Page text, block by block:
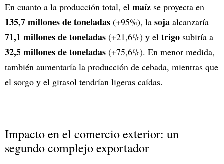
En cuanto a la producción total, el maíz se proyecta en
135,7 millones de toneladas (+95%), la soja alcanzaría
71,1 millones de toneladas (+21,6%) y el trigo subiría a
32,5 millones de toneladas (+75,6%). En menor medida,
también aumentaría la producción de cebada, mientras que
el sorgo y el girasol tendrían ligeras caídas.
Impacto en el comercio exterior: un
segundo complejo exportador